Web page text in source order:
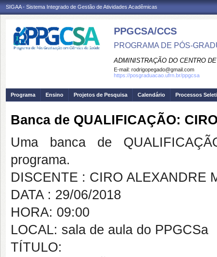
SIGAA - Sistema Integrado de Gestão de Atividades Acadêmicas
PPGCSA/CCS
PROGRAMA DE PÓS-
ADMINISTRAÇÃO DO CENTRO
E-mail: rodrigopegado@gmail.com
https://posgraduacao.ufrn.br/ppgcsa
Programa Ensino Projetos de Pesquisa Calendário Processos
Banca de QUALIFICAÇÃO:
Uma banca de
programa.
DISCENTE : CIRO ALEXANDRE
DATA : 29/06/2018
HORA: 09:00
LOCAL: sala de aula do PPGCSa
TÍTULO: